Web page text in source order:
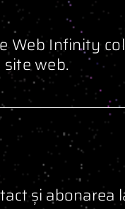
Web Infinity
web.
și abonarea